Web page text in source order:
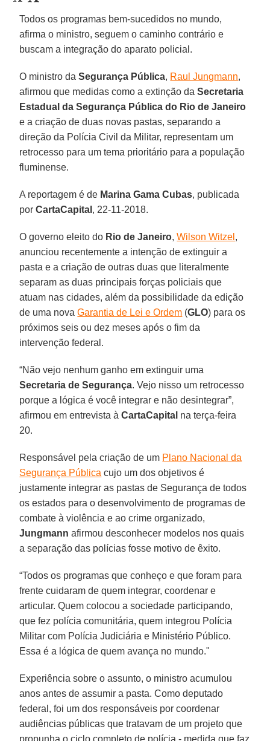
Todos os programas bem-sucedidos no mundo,
afirma o ministro, seguem o caminho contrário e
buscam a integração do aparato policial.
O ministro daSegurança Pública, Raul Jungmann,
afirmou que medidas como a extinção daSecretaria
Estadual da Segurança Pública do Rio de Janeiro
e a criação de duas novas pastas, separando a
direção da Polícia Civil da Militar, representam um
retrocesso para um tema prioritário para a população
fluminense.
A reportagem é de Marina Gama Cubas, publicada
porCartaCapital , 22-11-2018.
O governo eleito do Rio de Janeiro,Wilson Witzel ,
anunciou recentemente a intenção de extinguir a
pasta e a criação de outras duas que literalmente
separam as duas principais forças policiais que
atuam nas cidades, além da possibilidade da edição
de uma novaGarantia de Lei e Ordem (GLO) para os
próximos seis ou dez meses após o fim da
intervenção federal.
“Não vejo nenhum ganho em extinguir uma
Secretaria de Segurança. Vejo nisso um retrocesso
porque a lógica é você integrar e não desintegrar”,
afirmou em entrevista àCartaCapital na terça-feira
20.
Responsável pela criação de um Plano Nacional da
Segurança Pública cujo um dos objetivos é
justamente integrar as pastas de Segurança de todos
os estados para o desenvolvimento de programas de
combate à violência e ao crime organizado,
Jungmann afirmou desconhecer modelos nos quais
a separação das polícias fosse motivo de êxito.
“Todos os programas que conheço e que foram para
frente cuidaram de quem integrar, coordenar e
articular. Quem colocou a sociedade participando,
que fez polícia comunitária, quem integrou Polícia
Militar com Polícia Judiciária e Ministério Público.
Essa é a lógica de quem avança no mundo."
Experiência sobre o assunto, o ministro acumulou
anos antes de assumir a pasta. Como deputado
federal, foi um dos responsáveis por coordenar
audiências públicas que tratavam de um projeto que
propunha o ciclo completo de polícia - medida que faz